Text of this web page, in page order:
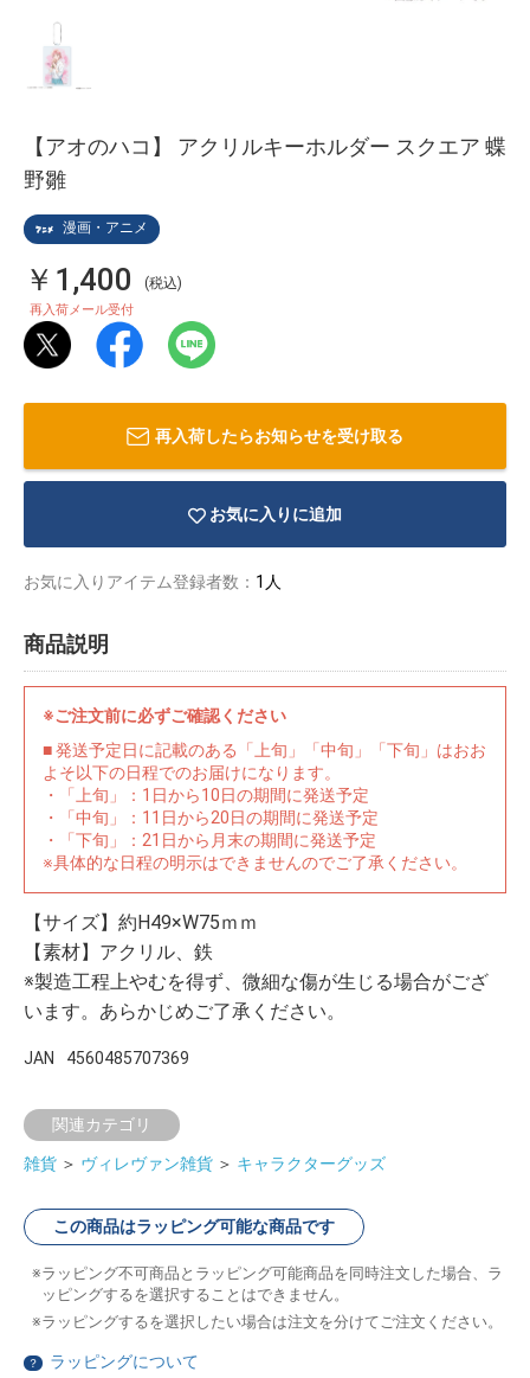
漫画・アニメ
【アオのハコ】 アクリルキーホルダー スクエア 蝶
野雛
￥1,400 (税込)
再入荷メール受付
再入荷したらお知らせを受け取る
お気に入りに追加
お気に入りアイテム登録者数： 1人
商品説明
※ご注文前に必ずご確認ください
■ 発送予定日に記載のある「上旬」「中旬」「下旬」はおお
よそ以下の日程でのお届けになります。
・「上旬」：1日から10日の期間に発送予定
・「中旬」：11日から20日の期間に発送予定
・「下旬」：21日から月末の期間に発送予定
※具体的な日程の明示はできませんのでご了承ください。
【サイズ】約H49×W75ｍｍ
【素材】アクリル、鉄
※製造工程上やむを得ず、微細な傷が生じる場合がござ
います。あらかじめご了承ください。
JAN 4560485707369
関連カテゴリ
雑貨 ＞ ヴィレヴァン雑貨 ＞ キャラクターグッズ
この商品はラッピング可能な商品です
ラッピング不可商品とラッピング可能商品を同時注文した場合、ラ
ッピングするを選択することはできません。
ラッピングするを選択したい場合は注文を分けてご注文ください。
？ ラッピングについて
イラストレ
ーター
アダルトグ
ッズ